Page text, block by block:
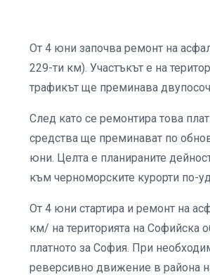
От 4 юни започва ремонт на
229-ти км). Участъкът е на
трафикът ще преминава
След като се ремонтира това
средства ще преминават по
юни. Целта е планираните
към черноморските курорти по-
От 4 юни стартира и ремонт на
км/ на територията на Софийска
платното за София. При
реверсивно движение в района